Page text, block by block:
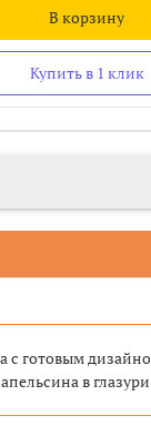
В корзину
Купить в 1 клик
с готовым
в глазури